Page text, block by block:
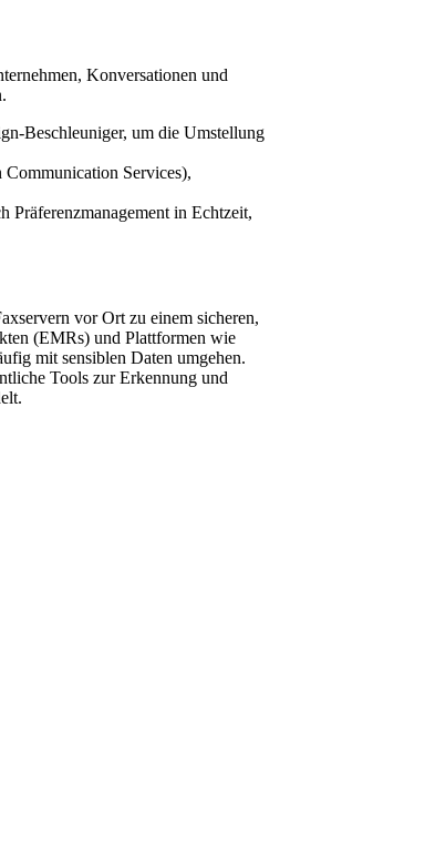
Konversationen und
Beschleuniger, um die Umstellung
Services),
Präferenzmanagement in Echtzeit,
vor Ort zu einem sicheren,
(EMRs) und Plattformen wie
mit sensiblen Daten umgehen.
Tools zur Erkennung und